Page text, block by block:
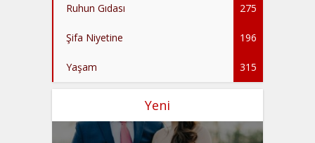
Ruhun Gıdası 275
Şifa Niyetine 196
Yaşam 315
Yeni